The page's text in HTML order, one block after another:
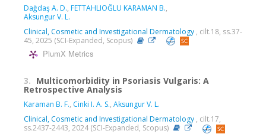
Dağdaş A. D., FETTAHLIOĞLU KARAMAN B.,
Aksungur V. L.
Clinical, Cosmetic and Investigational Dermatology , cilt.18, ss.37-
45, 2025 (SCI-Expanded, Scopus)
PlumX Metrics
3. Multicomorbidity in Psoriasis Vulgaris: A
Retrospective Analysis
Karaman B. F., Cinki I. A. S., Aksungur V. L.
Clinical, Cosmetic and Investigational Dermatology , cilt.17,
ss.2437-2443, 2024 (SCI-Expanded, Scopus)